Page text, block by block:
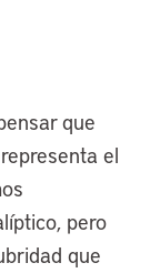
que
el
pero
que